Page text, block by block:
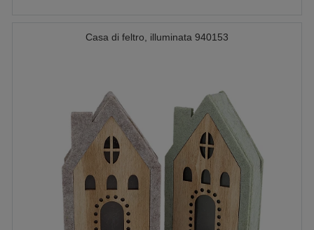
Casa di feltro, illuminata 940153